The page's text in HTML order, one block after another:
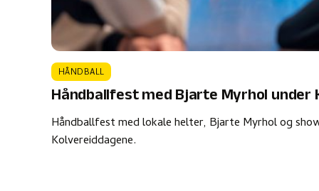
HÅNDBALL
Håndballfest med Bjarte Myrhol under
Håndballfest med lokale helter, Bjarte Myrhol og
Kolvereiddagene.